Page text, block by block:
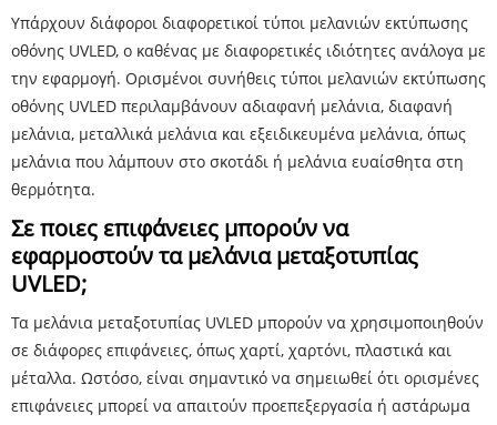
Υπάρχουν διάφοροι διαφορετικοί τύποι μελανιών εκτύπωσης
οθόνης UVLED, ο καθένας με διαφορετικές ιδιότητες ανάλογα με
την εφαρμογή. Ορισμένοι συνήθεις τύποι μελανιών εκτύπωσης
οθόνης UVLED περιλαμβάνουν αδιαφανή μελάνια, διαφανή
μελάνια, μεταλλικά μελάνια και εξειδικευμένα μελάνια, όπως
μελάνια που λάμπουν στο σκοτάδι ή μελάνια ευαίσθητα στη
θερμότητα.
Σε ποιες επιφάνειες μπορούν να
εφαρμοστούν τα μελάνια μεταξοτυπίας
UVLED;
Τα μελάνια μεταξοτυπίας UVLED μπορούν να χρησιμοποιηθούν
σε διάφορες επιφάνειες, όπως χαρτί, χαρτόνι, πλαστικά και
μέταλλα. Ωστόσο, είναι σημαντικό να σημειωθεί ότι ορισμένες
επιφάνειες μπορεί να απαιτούν προεπεξεργασία ή αστάρωμα